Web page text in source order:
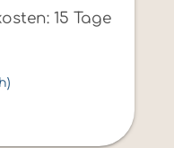
15 Tage